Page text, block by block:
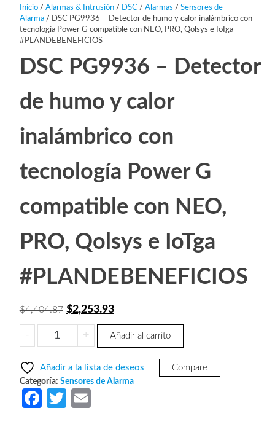
Inicio/ Alarmas & Intrusión/ DSC/ Alarmas / Sensores de
Alarma/ DSC PG9936 – Detector de humo y calor inalámbrico con
tecnología Power G compatible con NEO, PRO, Qolsys e IoTga
#PLANDEBENEFICIOS
DSC PG9936 – Detector
de humo y calor
inalámbrico con
tecnología Power G
compatible con NEO,
PRO, Qolsys e IoTga
#PLANDEBENEFICIOS
$4,404.87 El
precio
original
$4,404.87.
$2,253.93El
precio
$2,253.93.
-
PG9936
Detector
de
humo
+ Añadir al carrito
Añadir a la lista de deseos Compare
Categoría: Sensores de Alarma
Fa
T